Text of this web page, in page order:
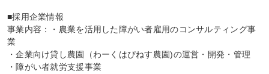
■採用企業情報
事業内容：・農業を活用した障がい者雇用のコンサルティング事
業
・企業向け貸し農園（わーくはぴねす農園)の運営・開発・管理
・障がい者就労支援事業